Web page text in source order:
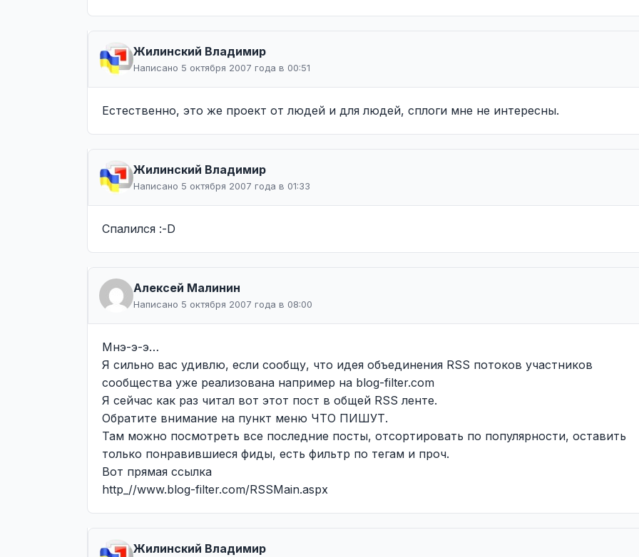
Жилинcкий Владимир
Написано 5 октября 2007 года в 00:51
Естественно, это же проект от людей и для людей, сплоги мне не интересны.
Жилинcкий Владимир
Написано 5 октября 2007 года в 01:33
Спалился :-D
Алексей Малинин
Написано 5 октября 2007 года в 08:00
Мнэ-э-э…
Я сильно вас удивлю, если сообщу, что идея объединения RSS потоков участников
сообщества уже реализована например на blog-filter.com
Я сейчас как раз читал вот этот пост в общей RSS ленте.
Обратите внимание на пункт меню ЧТО ПИШУТ.
Там можно посмотреть все последние посты, отсортировать по популярности, оставить
только понравившиеся фиды, есть фильтр по тегам и проч.
Вот прямая ссылка
http_//www.blog-filter.com/RSSMain.aspx
Жилинcкий Владимир